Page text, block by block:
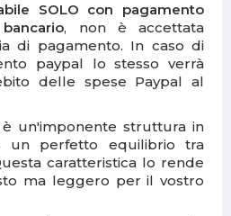
SOLO con pagamento
, non è accettata
di pagamento. In caso di
paypal lo stesso verrà
delle spese Paypal al
un'imponente struttura in
un perfetto equilibrio tra
caratteristica lo rende
ma leggero per il vostro